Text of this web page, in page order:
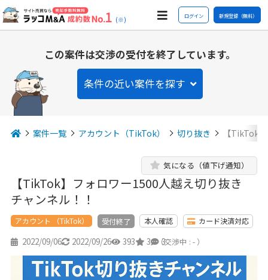
(※) ログイン 新規登録（無料）
この案件は交渉の受付を終了しています。
条件の近い案件を探す
案件一覧 アカウント（TikTok） 切り抜き 【TikTok
【TikTok】フォロワー1500人越え切り抜き
チャンネル！！
気になる（値下げ通知）
アカウント （TikTok） 受付終了 本人確認 カード決済対応
2022/09/06 2022/09/26 393 3 3
（交渉中 : - ）